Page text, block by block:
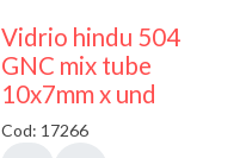
40% DESCUENTO
Vidrio hindu 504
GNC mix tube
10x7mm x und
Cod: 17266